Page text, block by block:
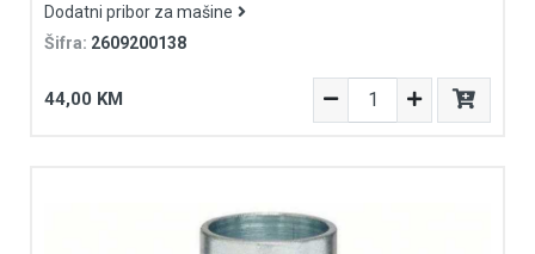
Dodatni pribor za mašine
Šifra: 2609200138
44,00 KM